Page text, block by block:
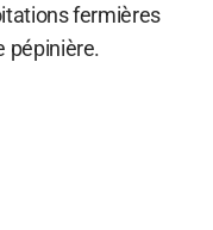
fermières
pépinière.